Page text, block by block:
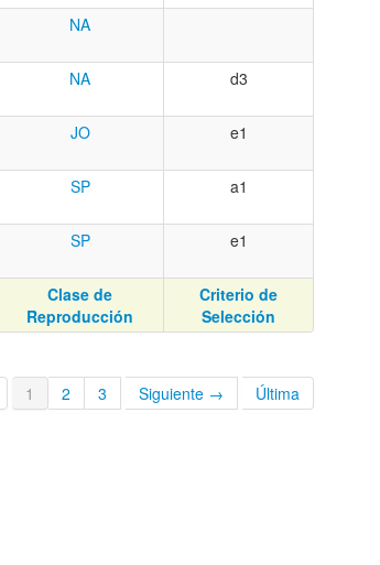
NA
NA d3
JO e1
SP a1
SP e1
Clase de
Reproducción
Criterio de
Selección
1 2 3 Siguiente → Última